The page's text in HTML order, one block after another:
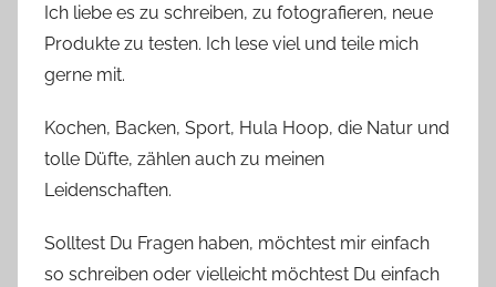
Ich liebe es zu schreiben, zu fotografieren, neue
Produkte zu testen. Ich lese viel und teile mich
gerne mit.
Kochen, Backen, Sport, Hula Hoop, die Natur und
tolle Düfte, zählen auch zu meinen
Leidenschaften.
Solltest Du Fragen haben, möchtest mir einfach
so schreiben oder vielleicht möchtest Du einfach